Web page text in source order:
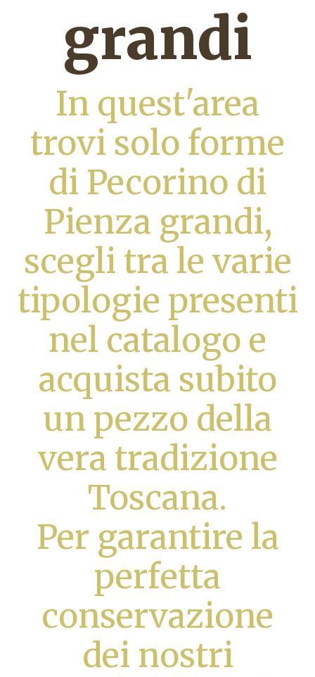
grandi
In quest'area
trovi solo forme
di Pecorino di
Pienza grandi,
scegli tra le varie
tipologie presenti
nel catalogo e
acquista subito
un pezzo della
vera tradizione
Toscana.
Per garantire la
perfetta
conservazione
dei nostri